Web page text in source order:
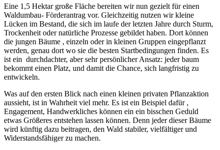
Eine 1,5 Hektar große Fläche bereiten wir nun gezielt für einen
Waldumbau- Förderantrag vor. Gleichzeitig nutzen wir kleine
Lücken im Bestand, die sich im laufe der letzten Jahre durch Sturm,
Trockenheit oder natürliche Prozesse gebildet haben. Dort können
die jungen Bäume , einzeln oder in kleinen Gruppen eingepflanzt
werden, genau dort wo sie die besten Startbedingungen finden. Es
ist ein durchdachter, aber sehr persönlicher Ansatz: jeder baum
bekommt einen Platz, und damit die Chance, sich langfristig zu
entwickeln.
Was auf den ersten Blick nach einen kleinen privaten Pflanzaktion
aussieht, ist in Wahrheit viel mehr. Es ist ein Beispiel dafür ,
Engagement, Handwerkliches können ein ein bisschen Geduld
etwas Größeres entstehen lassen können. Denn jeder dieser Bäume
wird künftig dazu beitragen, den Wald stabiler, vielfältiger und
Widerstandsfähiger zu machen.